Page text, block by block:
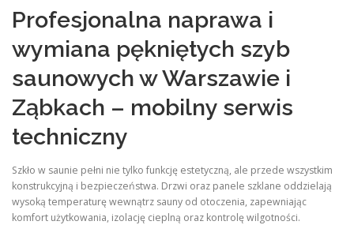
Profesjonalna naprawa i
wymiana pękniętych szyb
saunowych w Warszawie i
Ząbkach – mobilny serwis
techniczny
Szkło w saunie pełni nie tylko funkcję estetyczną, ale przede wszystkim
konstrukcyjną i bezpieczeństwa. Drzwi oraz panele szklane oddzielają
wysoką temperaturę wewnątrz sauny od otoczenia, zapewniając
komfort użytkowania, izolację cieplną oraz kontrolę wilgotności.